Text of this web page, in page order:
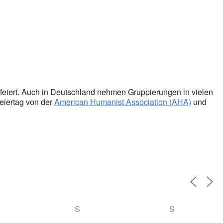
Auch in Deutschland nehmen Gruppierungen in vielen
von derAmerican Humanist Association (AHA) und
S S